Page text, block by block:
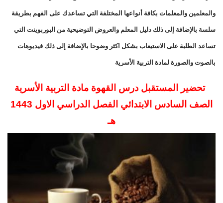
والمعلمين والمعلمات بكافة أنواعها المختلفة التي تساعدك على الفهم بطريقة
سلسة بالإضافة إلى ذلك دليل المعلم والعروض التوضيحية من البوربوينت التي
تساعد الطلبة على الاستيعاب بشكل اكثر وضوحا بالإضافة إلى ذلك فيديوهات
بالصوت والصورة لمادة التربية الأسرية
تحضير المستقبل درس القهوة مادة التربية الأسرية
الصف السادس الابتدائي الفصل الدراسي الاول 1443
هـ